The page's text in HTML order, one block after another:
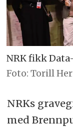
NRK fikk
Foto: Torill
NRKs
med